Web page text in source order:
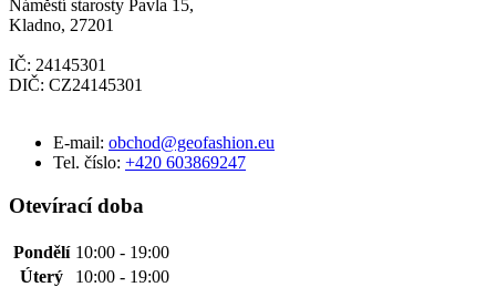
Náměstí starosty Pavla 15,
Kladno, 27201
IČ: 24145301
DIČ: CZ24145301
E-mail: obchod@geofashion.eu
Tel. číslo: +420 603869247
Otevírací doba
Pondělí 10:00 - 19:00
Úterý
10:00 - 19:00